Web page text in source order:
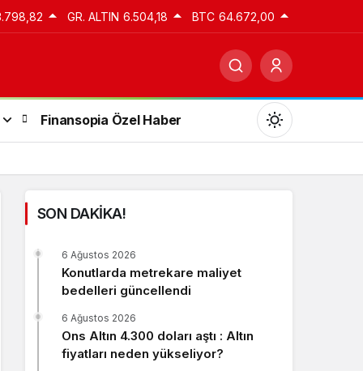
GR. ALTIN 6.504,18 BTC 64.672,00
Finansopia Özel Haber
Gündüz modunu seçin.
Gece Modu
Gece modunu seçin.
SON DAKİKA!
Konutlarda metrekare maliyet
bedelleri güncellendi
6 Ağustos 2026
Ons Altın 4.300 doları aştı : Altın
fiyatları neden yükseliyor?
6 Ağustos 2026